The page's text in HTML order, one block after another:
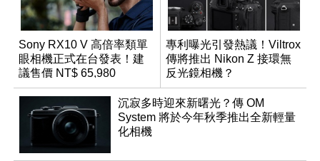
Sony RX10 V 高倍率類單
眼相機正式在台發表！建
議售價 NT$ 65,980
專利曝光引發熱議！Viltrox
傳將推出 Nikon Z 接環無
反光鏡相機？
沉寂多時迎來新曙光？傳 OM
System 將於今年秋季推出全新輕量
化相機